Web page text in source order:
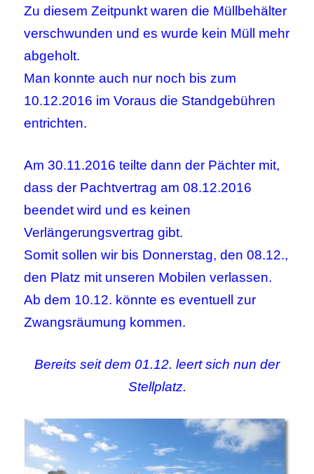
Zu diesem Zeitpunkt waren die Müllbehälter
verschwunden und es wurde kein Müll mehr
abgeholt.
Man konnte auch nur noch bis zum
10.12.2016 im Voraus die Standgebühren
entrichten.
Am 30.11.2016 teilte dann der Pächter mit,
dass der Pachtvertrag am 08.12.2016
beendet wird und es keinen
Verlängerungsvertrag gibt.
Somit sollen wir bis Donnerstag, den 08.12.,
den Platz mit unseren Mobilen verlassen.
Ab dem 10.12. könnte es eventuell zur
Zwangsräumung kommen.
Bereits seit dem 01.12. leert sich nun der
Stellplatz.